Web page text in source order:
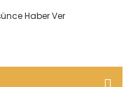
Haber Ver